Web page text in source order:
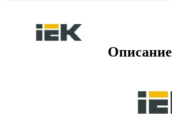
Описание